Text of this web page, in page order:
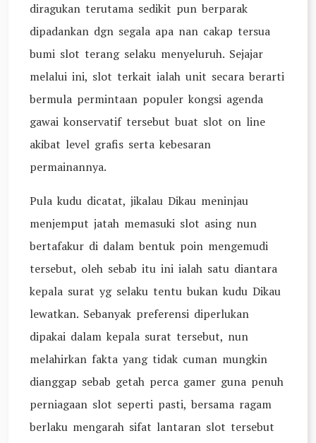
diragukan terutama sedikit pun berparak
dipadankan dgn segala apa nan cakap tersua
bumi slot terang selaku menyeluruh. Sejajar
melalui ini, slot terkait ialah unit secara berarti
bermula permintaan populer kongsi agenda
gawai konservatif tersebut buat slot on line
akibat level grafis serta kebesaran
permainannya.
Pula kudu dicatat, jikalau Dikau meninjau
menjemput jatah memasuki slot asing nun
bertafakur di dalam bentuk poin mengemudi
tersebut, oleh sebab itu ini ialah satu diantara
kepala surat yg selaku tentu bukan kudu Dikau
lewatkan. Sebanyak preferensi diperlukan
dipakai dalam kepala surat tersebut, nun
melahirkan fakta yang tidak cuman mungkin
dianggap sebab getah perca gamer guna penuh
perniagaan slot seperti pasti, bersama ragam
berlaku mengarah sifat lantaran slot tersebut